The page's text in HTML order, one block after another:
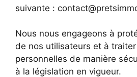
suivante :
Nous nous engageons à
de nos utilisateurs et à
personnelles de manière
à la législation en vigueur.